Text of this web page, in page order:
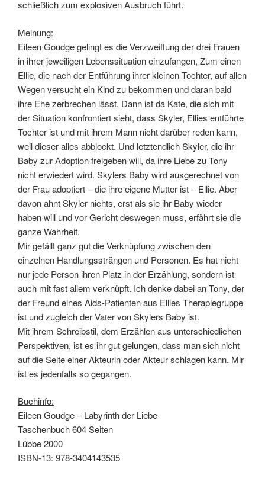
schließlich zum explosiven Ausbruch führt.
Meinung:
Eileen Goudge gelingt es die Verzweiflung der drei Frauen
in ihrer jeweiligen Lebenssituation einzufangen, Zum einen
Ellie, die nach der Entführung ihrer kleinen Tochter, auf allen
Wegen versucht ein Kind zu bekommen und daran bald
ihre Ehe zerbrechen lässt. Dann ist da Kate, die sich mit
der Situation konfrontiert sieht, dass Skyler, Ellies entführte
Tochter ist und mit ihrem Mann nicht darüber reden kann,
weil dieser alles abblockt. Und letztendlich Skyler, die ihr
Baby zur Adoption freigeben will, da ihre Liebe zu Tony
nicht erwiedert wird. Skylers Baby wird ausgerechnet von
der Frau adoptiert – die ihre eigene Mutter ist – Ellie. Aber
davon ahnt Skyler nichts, erst als sie ihr Baby wieder
haben will und vor Gericht deswegen muss, erfährt sie die
ganze Wahrheit.
Mir gefällt ganz gut die Verknüpfung zwischen den
einzelnen Handlungssträngen und Personen. Es hat nicht
nur jede Person ihren Platz in der Erzählung, sondern ist
auch mit fast allem verknüpft. Ich denke dabei an Tony, der
der Freund eines Aids-Patienten aus Ellies Therapiegruppe
ist und zugleich der Vater von Skylers Baby ist.
Mit ihrem Schreibstil, dem Erzählen aus unterschiedlichen
Perspektiven, ist es ihr gut gelungen, dass man sich nicht
auf die Seite einer Akteurin oder Akteur schlagen kann. Mir
ist es jedenfalls so gegangen.
Buchinfo:
Eileen Goudge – Labyrinth der Liebe
Taschenbuch 604 Seiten
Lübbe 2000
ISBN-13: 978-3404143535